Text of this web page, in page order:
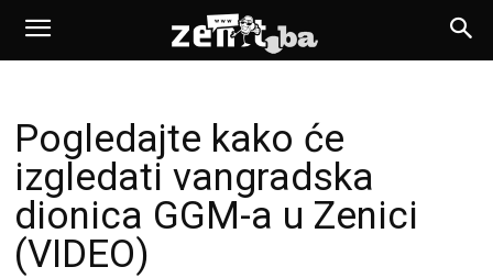
Pogledajte kako će
izgledati vangradska
dionica GGM-a u Zenici
(VIDEO)